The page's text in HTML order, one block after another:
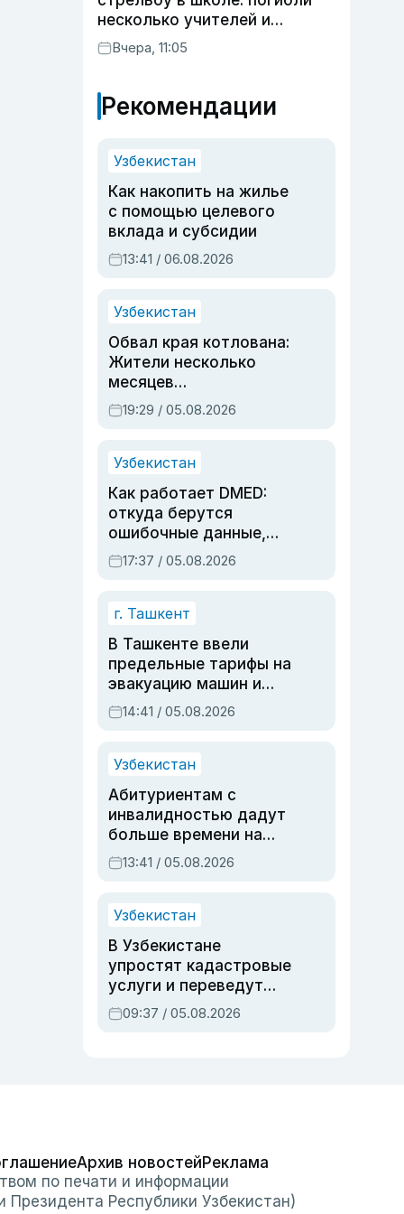
несколько учителей и
учащихся
Вчера, 11:05
Рекомендации
Узбекистан
Как накопить на жилье
с помощью целевого
вклада и субсидии
13:41 / 06.08.2026
Узбекистан
Обвал края котлована:
Жители несколько
месяцев
предупреждали об
опасности, но стройка
19:29 / 05.08.2026
Узбекистан
Как работает DMED:
откуда берутся
ошибочные данные,
дубли аккаунтов и
очереди по онлайн-
17:37 / 05.08.2026
г. Ташкент
В Ташкенте ввели
предельные тарифы на
эвакуацию машин и
штрафстоянки
14:41 / 05.08.2026
Узбекистан
Абитуриентам с
инвалидностью дадут
больше времени на
вступительных
экзаменах
13:41 / 05.08.2026
Узбекистан
В Узбекистане
упростят кадастровые
услуги и переведут
регистрацию
недвижимости в
09:37 / 05.08.2026
Архив новостейРеклама
по печати и информации
Республики Узбекистан)